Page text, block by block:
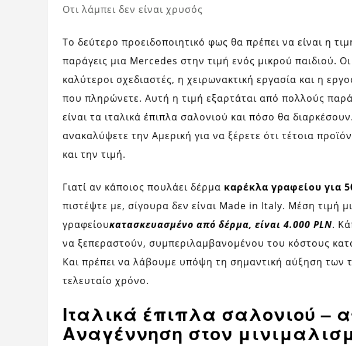
Οτι λάμπει δεν είναι χρυσός
Το δεύτερο προειδοποιητικό φως θα πρέπει να είναι η
παράγεις μια Mercedes στην τιμή ενός μικρού παιδιού.
καλύτεροι σχεδιαστές, η χειρωνακτική εργασία και η
που πληρώνετε. Αυτή η τιμή εξαρτάται από πολλούς
είναι τα ιταλικά έπιπλα σαλονιού και πόσο θα
ανακαλύψετε την Αμερική για να ξέρετε ότι τέτοια
και την τιμή.
Γιατί αν κάποιος πουλάει δέρμα καρέκλα γραφείου για
πιστέψτε με, σίγουρα δεν είναι Made in Italy. Μέση τιμή
γραφείουκατασκευασμένο από δέρμα, είναι 4.000 PLN.
να ξεπεραστούν, συμπεριλαμβανομένου του κόστους
Και πρέπει να λάβουμε υπόψη τη σημαντική αύξηση των
τελευταίο χρόνο.
Ιταλικά έπιπλα σαλονιού –
Αναγέννηση στον